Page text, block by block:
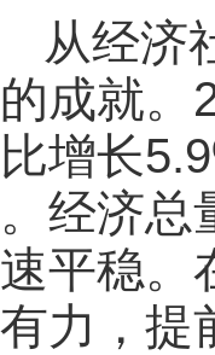
从经济
的成就。
比增长
。经济总
速平稳。
有力，提